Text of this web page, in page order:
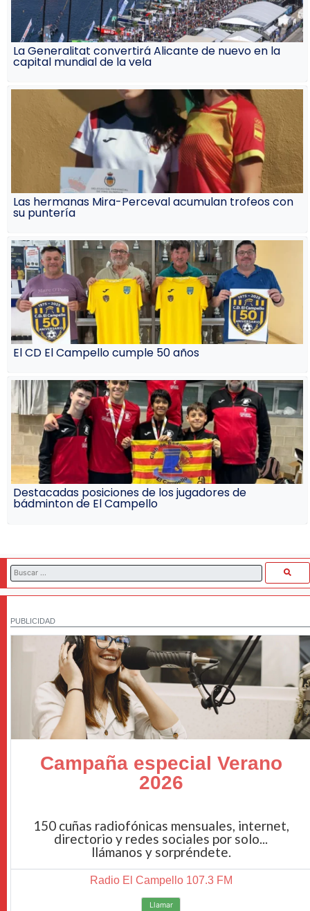
La Generalitat convertirá Alicante de nuevo en la
capital mundial de la vela
Las hermanas Mira-Perceval acumulan trofeos con
su puntería
El CD El Campello cumple 50 años
Destacadas posiciones de los jugadores de
bádminton de El Campello
PUBLICIDAD
Campaña especial Verano
2026
150 cuñas radiofónicas mensuales, internet,
directorio y redes sociales por solo...
llámanos y sorpréndete.
Radio El Campello 107.3 FM
Llamar